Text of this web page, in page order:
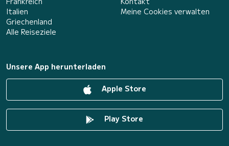
Italien
Griechenland
Alle Reiseziele
Meine Cookies verwalten
Unsere App herunterladen
Apple Store
Play Store